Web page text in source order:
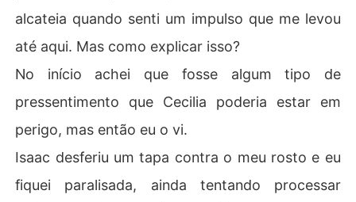
alcateia quando senti um impulso que me levou
até aqui. Mas como explicar isso?
No início achei que fosse algum tipo de
pressentimento que Cecilia poderia estar em
perigo, mas então eu o vi.
Isaac desferiu um tapa contra o meu rosto e eu
fiquei paralisada, ainda tentando processar